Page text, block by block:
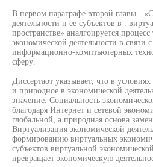
В первом параграфе второй главы -
деятельности н ее субъектов в .
пространстве» аналгоируется
экономической деятельности в связи
информационно-комптьютерных
сферу.
Диссертаот указывает, что в
и природное в экономической
значение. Социальность
благодаря Интернет и сетевой
глобальной, а природная основа
Виртуализация экономической
формированию виртуальных
субъектов виртуальной
превращает экономическую